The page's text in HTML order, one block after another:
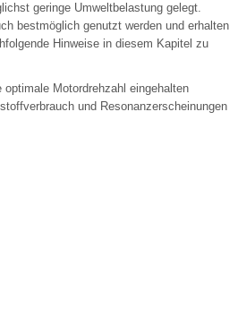
geringe Umweltbelastung gelegt.
bestmöglich genutzt werden und erhalten
Hinweise in diesem Kapitel zu
Motordrehzahl eingehalten
und Resonanzerscheinungen